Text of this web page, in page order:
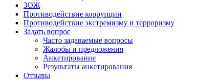
ЗОЖ
Противодействие коррупции
Противодействие экстремизму и терроризму
Задать вопрос
Часто задаваемые вопросы
Жалобы и предложения
Анкетирование
Результаты анкетирования
Отзывы